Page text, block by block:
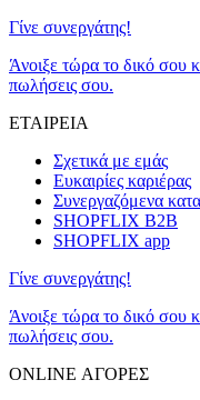
Γίνε συνεργάτης!
Άνοιξε τώρα το δικό σου
πωλήσεις σου.
ΕΤΑΙΡΕΙΑ
Σχετικά με εμάς
Ευκαιρίες καριέρας
Συνεργαζόμενα
SHOPFLIX B2B
SHOPFLIX app
Γίνε συνεργάτης!
Άνοιξε τώρα το δικό σου
πωλήσεις σου.
ONLINE ΑΓΟΡΕΣ